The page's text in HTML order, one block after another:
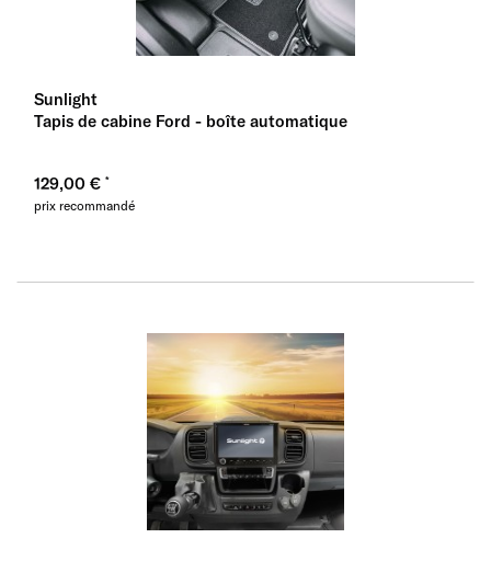
Sunlight
Tapis de cabine Ford - boîte automatique
129,00 €
prix recommandé